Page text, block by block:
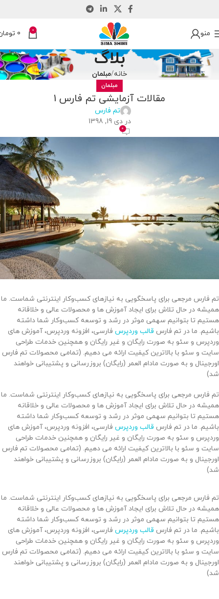
منو 0
0
بلاگ
خانه مبلمان
مبلمان
مقالات آزمایشی تم فارس 1
تم فارس
در دی 19, 1398
0
تم فارس مرجعی برای پاسخگویی به نیازهای کسب‌وکار اینترنتی شماست. ما
همیشه در حال تلاش برای ایجاد آموزش ها و محصولات عالی و خلاقانه
هستیم تا بتوانیم سهمی موثر در رشد و توسعه کسب‌وکار شما داشته
باشیم. ما در تم فارس قالب وردپرس فارسی، افزونه وردپرس، آموزش های
وردپرس و سئو به صورت رایگان و غیر رایگان و همچنین خدمات طراحی
سایت و سئو با بالاترین کیفیت ارائه می دهیم. (تمامی محصولات تم فارس
اورجینال و به صورت مادام العمر (رایگان) بروزرسانی و پشتیبانی خواهند
شد)
تم فارس مرجعی برای پاسخگویی به نیازهای کسب‌وکار اینترنتی شماست. ما
همیشه در حال تلاش برای ایجاد آموزش ها و محصولات عالی و خلاقانه
هستیم تا بتوانیم سهمی موثر در رشد و توسعه کسب‌وکار شما داشته
باشیم. ما در تم فارس قالب وردپرس فارسی، افزونه وردپرس، آموزش های
وردپرس و سئو به صورت رایگان و غیر رایگان و همچنین خدمات طراحی
سایت و سئو با بالاترین کیفیت ارائه می دهیم. (تمامی محصولات تم فارس
اورجینال و به صورت مادام العمر (رایگان) بروزرسانی و پشتیبانی خواهند
شد)
تم فارس مرجعی برای پاسخگویی به نیازهای کسب‌وکار اینترنتی شماست. ما
همیشه در حال تلاش برای ایجاد آموزش ها و محصولات عالی و خلاقانه
هستیم تا بتوانیم سهمی موثر در رشد و توسعه کسب‌وکار شما داشته
باشیم. ما در تم فارس قالب وردپرس فارسی، افزونه وردپرس، آموزش های
وردپرس و سئو به صورت رایگان و غیر رایگان و همچنین خدمات طراحی
سایت و سئو با بالاترین کیفیت ارائه می دهیم. (تمامی محصولات تم فارس
اورجینال و به صورت مادام العمر (رایگان) بروزرسانی و پشتیبانی خواهند
شد)